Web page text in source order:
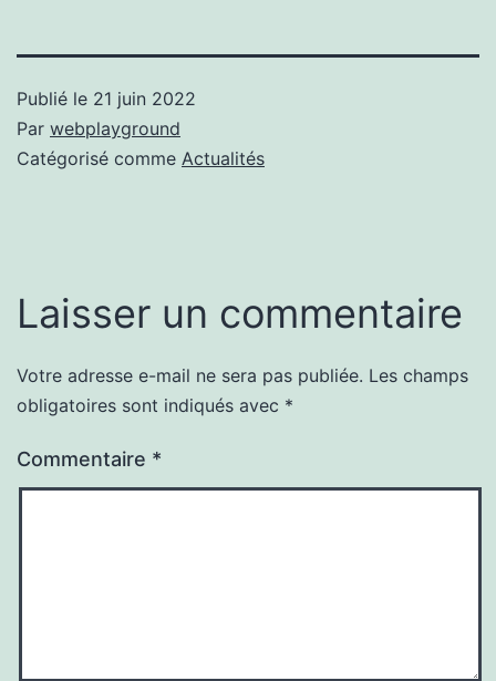
Publié le 21 juin 2022
Par webplayground
Catégorisé comme Actualités
Laisser un commentaire
Votre adresse e-mail ne sera pas publiée. Les champs
obligatoires sont indiqués avec *
Commentaire *